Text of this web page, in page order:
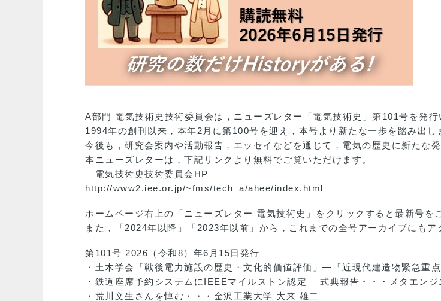
A部門 電気技術史技術委員会は，ニューズレター「電気技術史」第101号を発行
1994年の創刊以来，本年2月に第100号を迎え，本号より新たな一歩を踏み出し
今後も，研究会案内や活動報告，エッセイなどを通じて，電気の歴史に新たな
本ニューズレターは，下記リンクより無料でご覧いただけます。
電気技術史技術委員会HP
http://www2.iee.or.jp/~fms/tech_a/ahee/index.html
ホームページ右上の「ニューズレター 電気技術史」をクリックすると最新号を
また，「2024年以降」「2023年以前」から，これまでの全号アーカイブにもア
第101号 2026（令和8）年6月15日発行
・土木学会「戦後電力施設の歴史・文化的価値評価」―「近現代建造物緊急重
・鉄道座席予約システムにIEEEマイルストン認定― 式典報告・・・メタエン
・荒川文生さんを悼む・・・金沢工業大学 大来 雄二